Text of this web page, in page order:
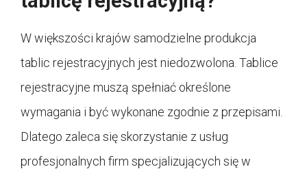
W większości krajów samodzielne produkcja
tablic rejestracyjnych jest niedozwolona. Tablice
rejestracyjne muszą spełniać określone
wymagania i być wykonane zgodnie z przepisami.
Dlatego zaleca się skorzystanie z usług
profesjonalnych firm specjalizujących się w